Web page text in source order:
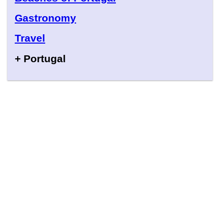
Gastronomy
Travel
+ Portugal